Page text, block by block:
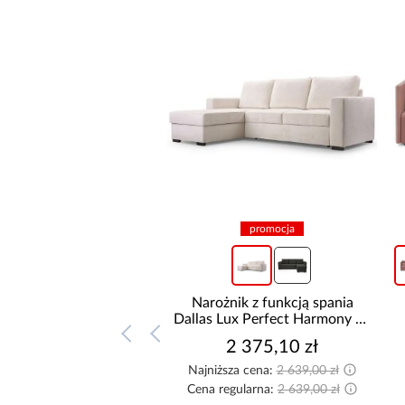
promocja
Narożnik z funkcją spania
Dallas Lux Perfect Harmony 02
2 375,10 zł
Najniższa cena:2 639,00 zł
Cena regularna:2 639,00 zł